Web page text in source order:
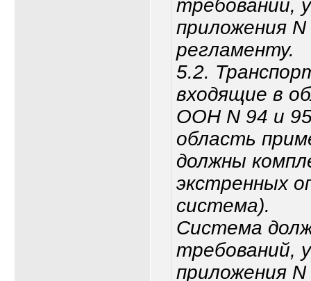
требований,
приложения
регламенту.
5.2.
входящие в
ООН N 94 и
область
должны
экстренных
система).
Система
требований,
приложения